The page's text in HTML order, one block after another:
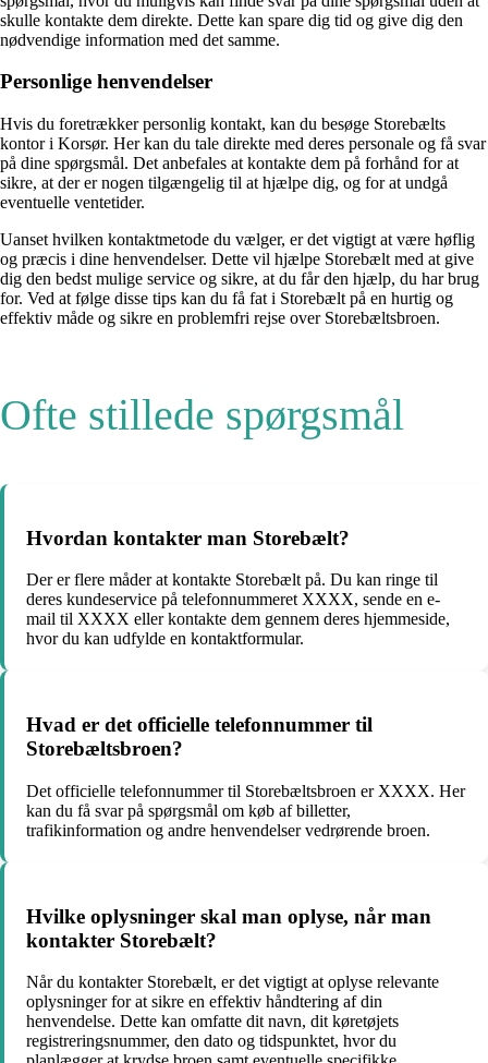
skulle kontakte dem direkte. Dette kan spare dig tid og give dig den
nødvendige information med det samme.
Personlige henvendelser
Hvis du foretrækker personlig kontakt, kan du besøge Storebælts
kontor i Korsør. Her kan du tale direkte med deres personale og få svar
på dine spørgsmål. Det anbefales at kontakte dem på forhånd for at
sikre, at der er nogen tilgængelig til at hjælpe dig, og for at undgå
eventuelle ventetider.
Uanset hvilken kontaktmetode du vælger, er det vigtigt at være høflig
og præcis i dine henvendelser. Dette vil hjælpe Storebælt med at give
dig den bedst mulige service og sikre, at du får den hjælp, du har brug
for. Ved at følge disse tips kan du få fat i Storebælt på en hurtig og
effektiv måde og sikre en problemfri rejse over Storebæltsbroen.
Ofte stillede spørgsmål
Hvordan kontakter man Storebælt?
Der er flere måder at kontakte Storebælt på. Du kan ringe til
deres kundeservice på telefonnummeret XXXX, sende en e-
mail til XXXX eller kontakte dem gennem deres hjemmeside,
hvor du kan udfylde en kontaktformular.
Hvad er det officielle telefonnummer til
Storebæltsbroen?
Det officielle telefonnummer til Storebæltsbroen er XXXX. Her
kan du få svar på spørgsmål om køb af billetter,
trafikinformation og andre henvendelser vedrørende broen.
Hvilke oplysninger skal man oplyse, når man
kontakter Storebælt?
Når du kontakter Storebælt, er det vigtigt at oplyse relevante
oplysninger for at sikre en effektiv håndtering af din
henvendelse. Dette kan omfatte dit navn, dit køretøjets
registreringsnummer, den dato og tidspunktet, hvor du